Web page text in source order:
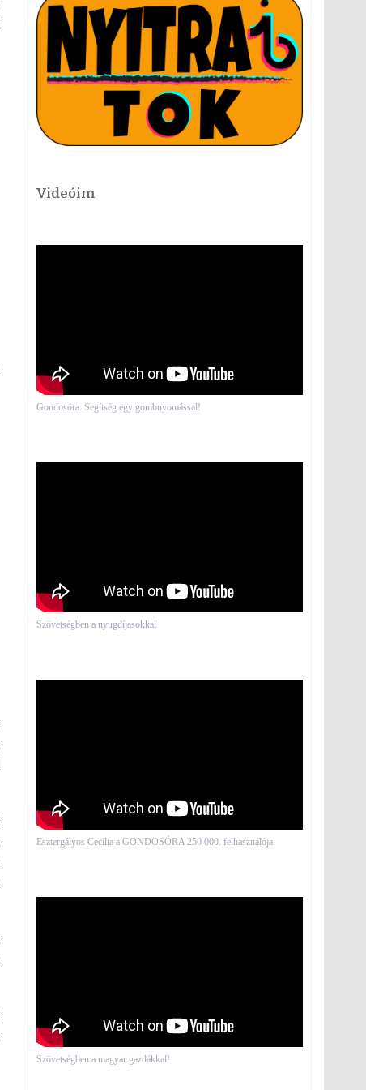
Videóim
Gondosóra: Segítség egy gombnyomással!
Szövetségben a nyugdíjasokkal
Esztergályos Cecília a GONDOSÓRA 250 000. felhasználója
Szövetségben a magyar gazdákkal!